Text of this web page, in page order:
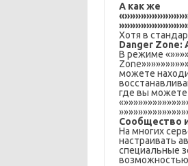
А как же
Хотя в
Danger
В режиме
можете
где вы можете
Сообщество
На многих
настраивать
специальные
возможностью